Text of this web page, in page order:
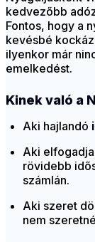
kedvezőbb
Fontos, hogy a
kevésbé
ilyenkor már
emelkedést.
Kinek való a
Aki hajlandó
Aki
rövidebb
számlán.
Aki szeret
nem